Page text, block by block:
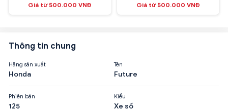
Giá từ 500.000 VNĐ
Giá từ 500.000 VNĐ
Thông tin chung
Hãng sản xuất
Honda
Tên
Future
Phiên bản
125
Kiểu
Xe số